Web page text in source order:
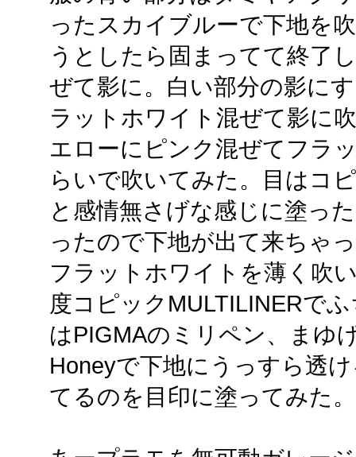
ったスカイブルーで下地を
うとしたら固まってて終了
ぜて影に。白い部分の影に
ラットホワイト混ぜて影に
エローにピンク混ぜてフラ
らいで吹いてみた。目はコ
と感情無さげな感じに塗っ
ったので下地が出て来ちゃ
フラットホワイトを薄く吹
度コピックMULTILINERで
はPIGMAのミリペン、まゆ
Honeyで下地にうっすら透
てるのを目印に塗ってみた